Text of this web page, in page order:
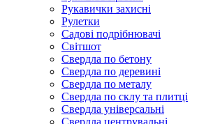
Рукавички захисні
Рулетки
Садові подрібнювачі
Світшот
Свердла по бетону
Свердла по деревині
Свердла по металу
Свердла по склу та плитці
Свердла універсальні
Свердла центрувальні